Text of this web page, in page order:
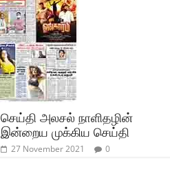
செய்தி அலசல் நாளிதழின்
இன்றைய முக்கிய செய்தி
27 November 2021 0